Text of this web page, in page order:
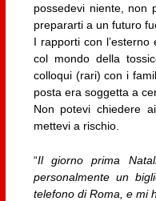
possedevi niente, non
prepararti a un futuro
I rapporti con
col mondo della
colloqui (rari) con i
posta era soggetta a
Non potevi chiedere
mettevi a rischio.
“Il giorno prima
personalmente un
telefono di Roma, e mi